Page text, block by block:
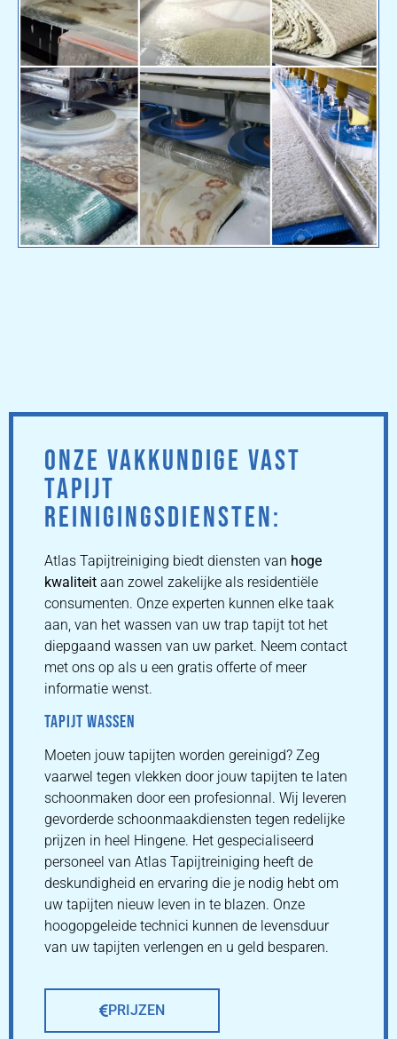
ONZE VAKKUNDIGE VAST
TAPIJT
REINIGINGSDIENSTEN:
Atlas Tapijtreiniging biedt diensten van hoge
kwaliteit aan zowel zakelijke als residentiële
consumenten. Onze experten kunnen elke taak
aan, van het wassen van uw trap tapijt tot het
diepgaand wassen van uw parket. Neem contact
met ons op als u een gratis offerte of meer
informatie wenst.
TAPIJT WASSEN
Moeten jouw tapijten worden gereinigd? Zeg
vaarwel tegen vlekken door jouw tapijten te laten
schoonmaken door een profesionnal. Wij leveren
gevorderde schoonmaakdiensten tegen redelijke
prijzen in heel Hingene. Het gespecialiseerd
personeel van Atlas Tapijtreiniging heeft de
deskundigheid en ervaring die je nodig hebt om
uw tapijten nieuw leven in te blazen. Onze
hoogopgeleide technici kunnen de levensduur
van uw tapijten verlengen en u geld besparen.
PRIJZEN